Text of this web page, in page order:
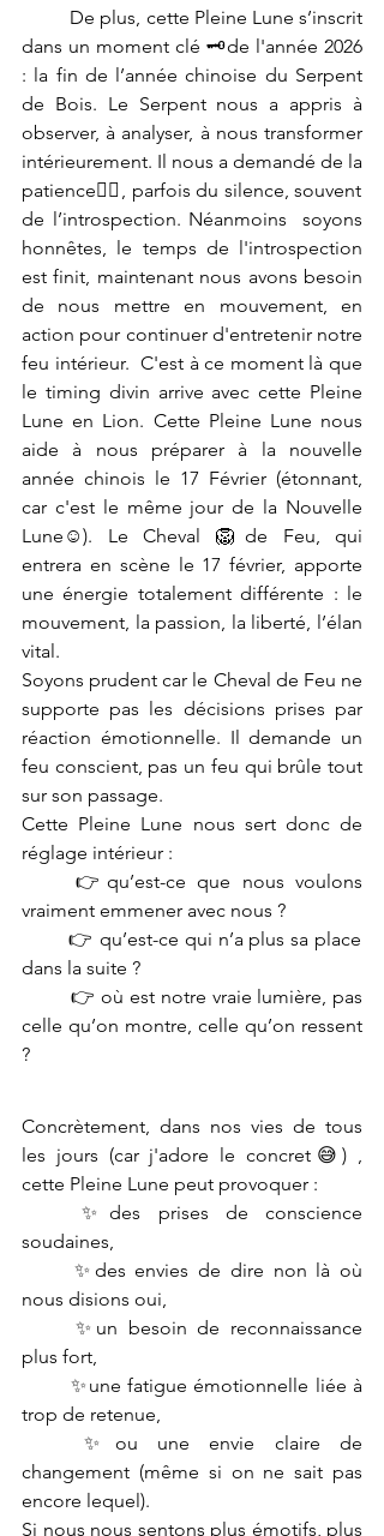
dans un moment clé 🗝de l'année 2026
: la fin de l’année chinoise du Serpent
de Bois. Le Serpent nous a appris à
observer, à analyser, à nous transformer
intérieurement. Il nous a demandé de la
patience🧘‍♀️, parfois du silence, souvent
de l’introspection. Néanmoins  soyons
honnêtes, le temps de l'introspection
est finit, maintenant nous avons besoin
de nous mettre en mouvement, en
action pour continuer d'entretenir notre
feu intérieur. C'est à ce moment là que
le timing divin arrive avec cette Pleine
Lune en Lion. Cette Pleine Lune nous
aide à nous préparer à la nouvelle
année chinois le 17 Février (étonnant,
car c'est le même jour de la Nouvelle
Lune☺). Le Cheval 🦁de Feu, qui
entrera en scène le 17 février, apporte
une énergie totalement différente : le
mouvement, la passion, la liberté, l’élan
vital.
Soyons prudent car le Cheval de Feu ne
supporte pas les décisions prises par
réaction émotionnelle. Il demande un
feu conscient, pas un feu qui brûle tout
sur son passage.
Cette Pleine Lune nous sert donc de
réglage intérieur :
	👉qu’est-ce que nous voulons
vraiment emmener avec nous ?
dans la suite ?
celle qu’on montre, celle qu’on ressent
?
Concrètement, dans nos vies de tous
les jours (car j'adore le concret😅) ,
cette Pleine Lune peut provoquer :
	✨des prises de conscience
soudaines,
nous disions oui,
plus fort,
	✨une fatigue émotionnelle liée à
trop de retenue,
	✨ou une envie claire de
changement (même si on ne sait pas
encore lequel).
Si nous nous sentons plus émotifs, plus